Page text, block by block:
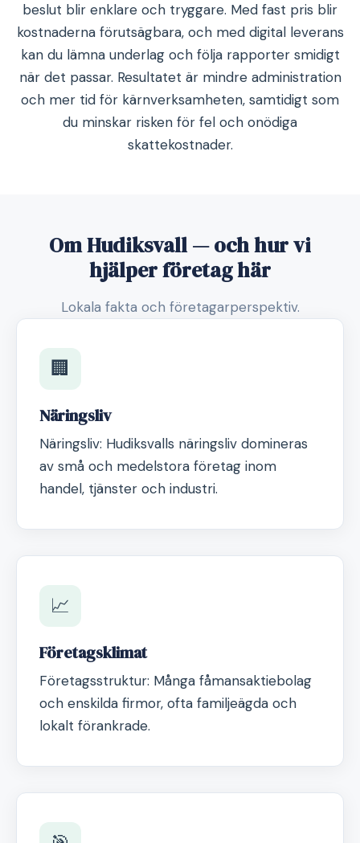
beslut blir enklare och tryggare. Med fast pris blir
kostnaderna förutsägbara, och med digital leverans
kan du lämna underlag och följa rapporter smidigt
när det passar. Resultatet är mindre administration
och mer tid för kärnverksamheten, samtidigt som
du minskar risken för fel och onödiga
skattekostnader.
Om Hudiksvall — och hur vi
hjälper företag här
Lokala fakta och företagarperspektiv.
🏢
Näringsliv
Näringsliv: Hudiksvalls näringsliv domineras
av små och medelstora företag inom
handel, tjänster och industri.
📈
Företagsklimat
Företagsstruktur: Många fåmansaktiebolag
och enskilda firmor, ofta familjeägda och
lokalt förankrade.